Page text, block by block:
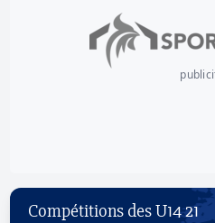
Compétitions des U14 21